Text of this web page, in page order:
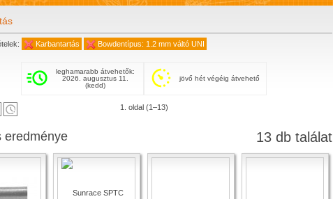
Karbantartás Bowdentípus: 1.2 mm váltó UNI
leghamarabb átvehetők:
2026. augusztus 11.
(kedd)
jövő hét végéig átvehető
1. oldal (1–13)
13 db találat
eredménye